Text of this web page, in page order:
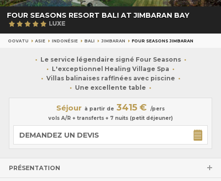
FOUR SEASONS RESORT BALI AT JIMBARAN BAY
OOVATU ASIE INDONÉSIE BALI JIMBARAN FOUR SEASONS JIMBARAN
Le service légendaire signé Four Seasons
L'exceptionnel Healing Village Spa
Villas balinaises raffinées avec piscine
Une excellente table
Séjour à partir de 3415 €
/pers
vols A/R + transferts + 7 nuits (petit déjeuner)
DEMANDEZ UN DEVIS
PRÉSENTATION